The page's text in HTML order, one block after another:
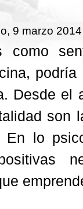
9 marzo
como
podría
Desde el
son
lo